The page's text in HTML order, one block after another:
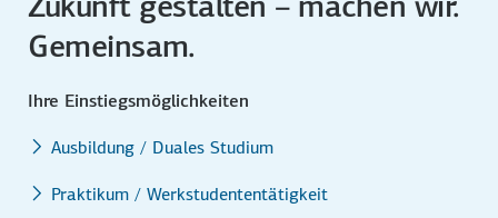
Gemeinsam.
Ihre Einstiegsmöglichkeiten
Ausbildung / Duales Studium
Praktikum / Werkstudententätigkeit